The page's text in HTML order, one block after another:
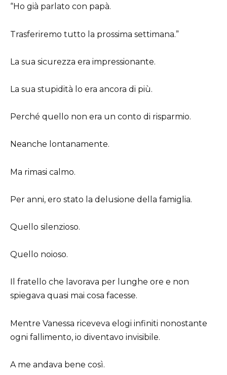
“Ho già parlato con papà.
Trasferiremo tutto la prossima settimana.”
La sua sicurezza era impressionante.
La sua stupidità lo era ancora di più.
Perché quello non era un conto di risparmio.
Neanche lontanamente.
Ma rimasi calmo.
Per anni, ero stato la delusione della famiglia.
Quello silenzioso.
Quello noioso.
Il fratello che lavorava per lunghe ore e non
spiegava quasi mai cosa facesse.
Mentre Vanessa riceveva elogi infiniti nonostante
ogni fallimento, io diventavo invisibile.
A me andava bene così.